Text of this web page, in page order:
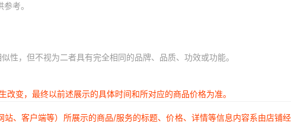
考。
性，但不视为二者具有完全相同的品牌、品质、功效或功能。
变，最终以前述展示的具体时间和所对应的商品价格为准。
、客户端等）所展示的商品/服务的标题、价格、详情等信息内容系由店铺